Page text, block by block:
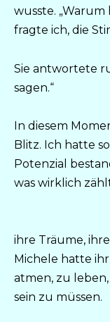
wusste. „Warum
fragte ich, die
Sie antwortete
sagen.“
In diesem
Blitz. Ich hatte
Potenzial
was wirklich
ihre Träume,
Michele hatte
atmen, zu
sein zu müssen.